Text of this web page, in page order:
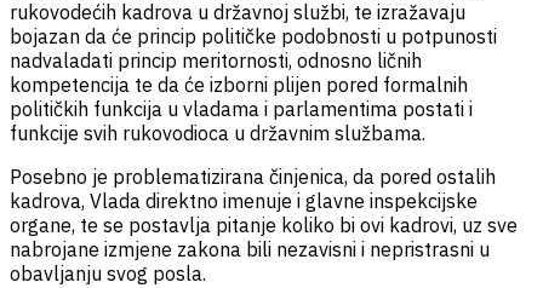
rukovodećih kadrova u državnoj službi, te izražavaju
bojazan da će princip političke podobnosti u potpunosti
nadvaladati princip meritornosti, odnosno ličnih
kompetencija te da će izborni plijen pored formalnih
političkih funkcija u vladama i parlamentima postati i
funkcije svih rukovodioca u državnim službama.
Posebno je problematizirana činjenica, da pored ostalih
kadrova, Vlada direktno imenuje i glavne inspekcijske
organe, te se postavlja pitanje koliko bi ovi kadrovi, uz sve
nabrojane izmjene zakona bili nezavisni i nepristrasni u
obavljanju svog posla.